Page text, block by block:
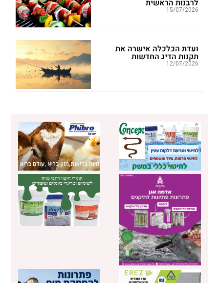
לרבנות הראשית
15/07/2026
ועדת הכלכלה אישרה את
תקנות הדיג החדשות
12/07/2026